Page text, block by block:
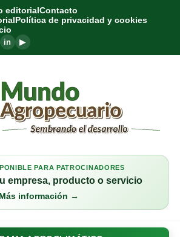
editorialContacto
Política de privacidad y cookies
in ▶
PARA PATROCINADORES
empresa, producto o servicio
Más información →